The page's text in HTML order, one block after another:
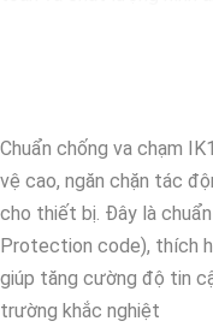
Chuẩn chống va chạm
vệ cao, ngăn chặn tác
cho thiết bị. Đây là
Protection code), thích
giúp tăng cường độ tin
trường khắc nghiệt